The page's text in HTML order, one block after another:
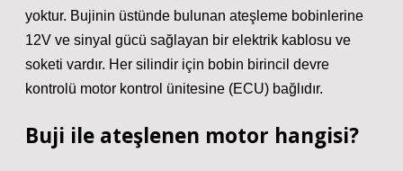
yoktur. Bujinin üstünde bulunan ateşleme bobinlerine
12V ve sinyal gücü sağlayan bir elektrik kablosu ve
soketi vardır. Her silindir için bobin birincil devre
kontrolü motor kontrol ünitesine (ECU) bağlıdır.
Buji ile ateşlenen motor hangisi?